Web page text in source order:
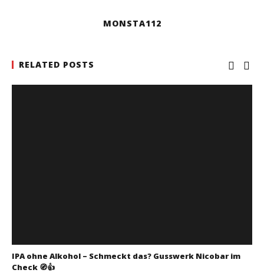
MONSTA112
RELATED POSTS
IPA ohne Alkohol – Schmeckt das? Gusswerk Nicobar im
Check 🧭👍